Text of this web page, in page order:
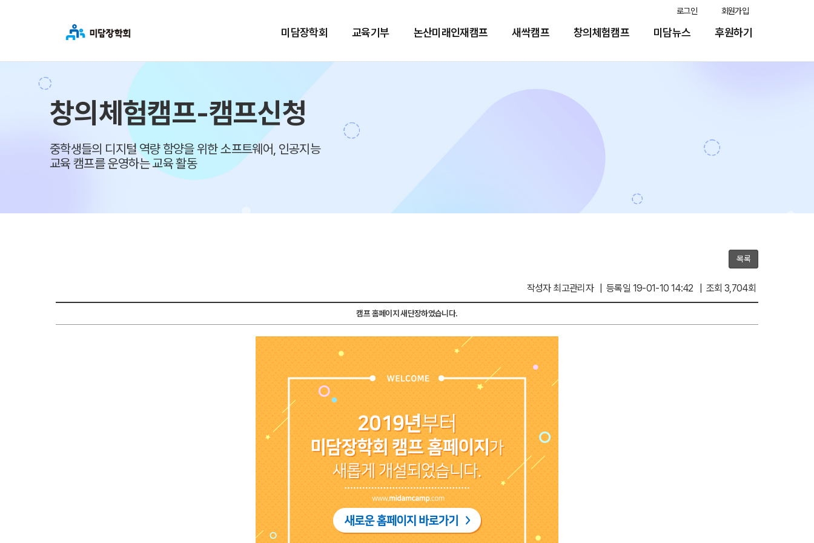
로그인 회원가입
미담장학회 교육기부 논산미래인재캠프 새싹캠프 창의체험캠프 미담뉴스 후원하기
창의체험캠프-캠프신청
중학생들의 디지털 역량 함양을 위한 소프트웨어, 인공지능
교육 캠프를 운영하는 교육 활동
목록
작성자 최고관리자 | 등록일 19-01-10 14:42 | 조회 3,704회
캠프 홈페이지 새단장하였습니다.